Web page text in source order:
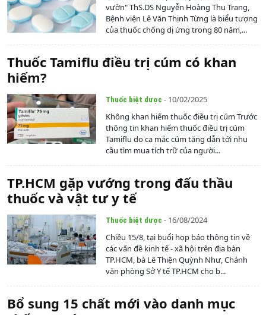
vườn" ThS.DS Nguyễn Hoàng Thu Trang,
Bệnh viện Lê Văn Thịnh Từng là biểu tượng
của thuốc chống dị ứng trong 80 năm,...
Thuốc Tamiflu điều trị cúm có khan
hiếm?
Thuốc biệt dược - 10/02/2025
Không khan hiếm thuốc điều trị cúm Trước
thông tin khan hiếm thuốc điều trị cúm
Tamiflu do ca mắc cúm tăng dẫn tới nhu
cầu tìm mua tích trữ của người...
TP.HCM gặp vướng trong đấu thầu
thuốc và vật tư y tế
Thuốc biệt dược - 16/08/2024
Chiều 15/8, tại buổi họp báo thông tin về
các vấn đề kinh tế - xã hội trên địa bàn
TP.HCM, bà Lê Thiện Quỳnh Như, Chánh
văn phòng Sở Y tế TP.HCM cho b...
Bổ sung 15 chất mới vào danh mục